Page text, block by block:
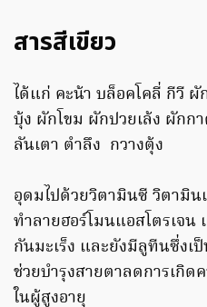
สารสีเขียว
ได้แก่ คะน้า บล็อคโคลี่ กีวี
บุ้ง ผักโขม ผักปวยเล้ง ผัก
ลันเตา ตำลึง กวางตุ้ง
อุดมไปด้วยวิตามินซี วิตามิน
ทำลายฮอร์โมนแอสโตรเจน
กันมะเร็ง และยังมีลูทีนซึ่งเ
ช่วยบำรุงสายตาลดการเกิด
ในผู้สูงอายุ